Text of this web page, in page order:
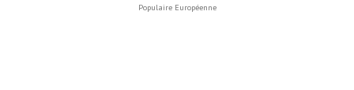
Populaire Européenne